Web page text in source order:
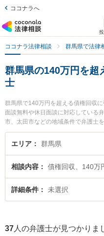
ココナラへ
ココナラ法律相談 群馬県で法律
群馬県の140万円を超
士
群馬県で140万円を超える債権回収
面談無料や休日面談に対応している
市、太田市などの地域条件で弁護士
金回収や債権回収代行、債権の時効
き便利です。特に石原・関・猿谷法
や夜間に発生した140万円を超える
談したい』『140万円を超える債権
護士を検索したい』『初回相談無料
エリア 群馬県
相談内容 債権回収、140万
詳細条件 未選択
37 人の弁護士が見つかりま